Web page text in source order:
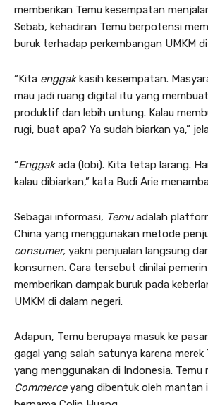
memberikan Temu kesempatan
Sebab, kehadiran Temu berpotensi
buruk terhadap perkembangan UMKM
“Kita enggakkasih kesempatan.
mau jadi ruang digital itu yang
produktif dan lebih untung. Kalau
rugi, buat apa? Ya sudah biarkan ya,”
“Enggakada (lobi). Kita tetap larang.
kalau dibiarkan,” kata Budi Arie
Sebagai informasi, Temuadalah
China yang menggunakan metode
consumer, yakni penjualan langsung
konsumen. Cara tersebut dinilai
memberikan dampak buruk pada
UMKM di dalam negeri.
Adapun, Temu berupaya masuk ke
gagal yang salah satunya karena merek
yang menggunakan di Indonesia. Temu
Commerceyang dibentuk oleh mantan